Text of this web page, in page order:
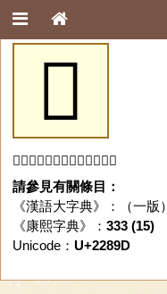
𢢝
「𢢝」字未收錄於本資料庫。
請參見有關條目：
《漢語大字典》：（一版）
《康熙字典》： 333 (15)
Unicode： U+2289D